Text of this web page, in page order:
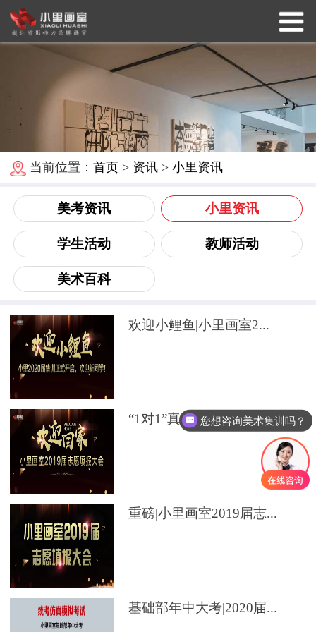
当前位置：首页 > 资讯 >小里资讯
美考资讯 小里资讯
学生活动 教师活动
美术百科
欢迎小鲤鱼|小里画室2...
“1对1”真定制|小里画...
重磅|小里画室2019届志...
基础部年中大考|2020届...
您想咨询美术集训吗？